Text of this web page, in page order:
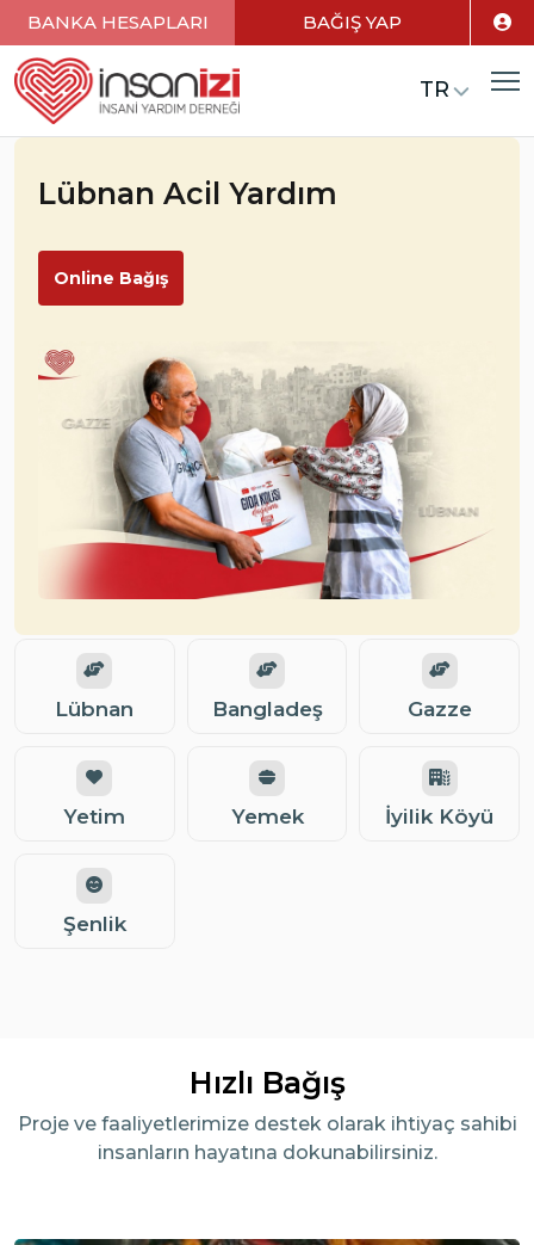
BANKA HESAPLARI BAĞIŞ YAP
TR
Lübnan Acil Yardım
Online Bağış
Lübnan Bangladeş Gazze
Yetim Yemek İyilik Köyü
Şenlik
Hızlı Bağış
Proje ve faaliyetlerimize destek olarak ihtiyaç sahibi
insanların hayatına dokunabilirsiniz.